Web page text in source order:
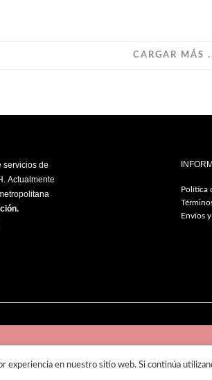
CARGAR MÁS
servicios de
Actualmente
.
Política
Envíos
experiencia en nuestro sitio web. Si continúa